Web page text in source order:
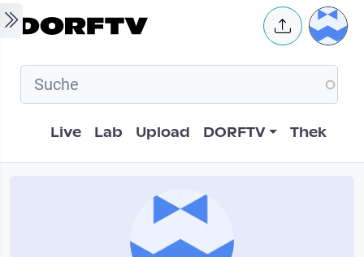
Skip to main content User
Hauptnavigation
Live Lab Upload DORFTV Thek